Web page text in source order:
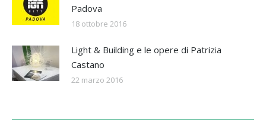
Padova
18 ottobre 2016
Light & Building e le opere di Patrizia
Castano
22 marzo 2016